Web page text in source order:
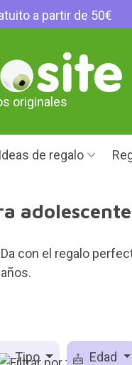
a partir de 50€
originales
Ideas de regalo
con el regalo
años.
Tipo Edad